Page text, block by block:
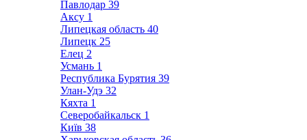
Павлодар 39
Аксу 1
Липецкая область 40
Липецк 25
Елец 2
Усмань 1
Республика Бурятия 39
Улан-Удэ 32
Кяхта 1
Северобайкальск 1
Київ 38